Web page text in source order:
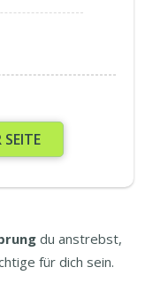
SEITE
du anstrebst,
für dich sein.